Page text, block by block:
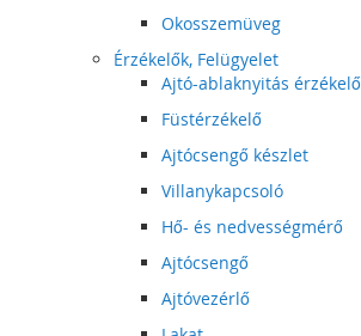
Okosszemüveg
Érzékelők, Felügyelet
Ajtó-ablaknyitás érzékelő
Füstérzékelő
Ajtócsengő készlet
Villanykapcsoló
Hő- és nedvességmérő
Ajtócsengő
Ajtóvezérlő